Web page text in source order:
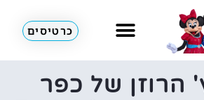
כרטיסים
הרוזן של כפר